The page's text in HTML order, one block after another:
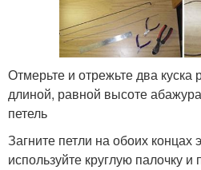
Отмерьте и отрежьте два куска
длиной, равной высоте
петель
Загните петли на обоих концах
используйте круглую палочку и